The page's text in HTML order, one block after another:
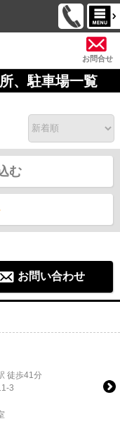
お問合せ
、駐車場一覧
む
お問い合わせ
徒歩41分
3